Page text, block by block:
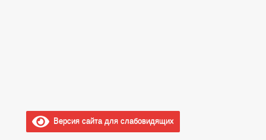
Версия сайта для слабовидящих